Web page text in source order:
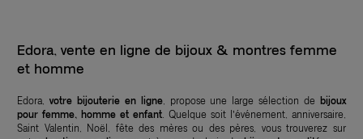
Edora, vente en ligne de bijoux & montres femme
et homme
Edora, votre bijouterie en ligne, propose une large sélection debijoux
pour femme, homme et enfant . Quelque soit l’événement, anniversaire,
Saint Valentin, Noël, fête des mères ou des pères, vous trouverez sur